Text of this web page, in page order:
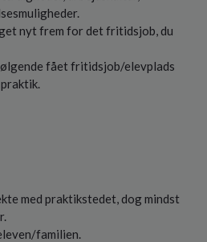
nyt frem for det fritidsjob, du
fået fritidsjob/elevplads
med praktikstedet, dog mindst
familien.